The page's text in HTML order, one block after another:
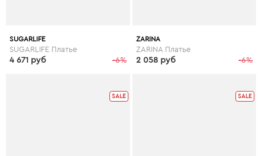
SUGARLIFE
SUGARLIFE Платье
-6%
4 671 руб
ZARINA
ZARINA Платье
-6%
2 058 руб
SALE SALE